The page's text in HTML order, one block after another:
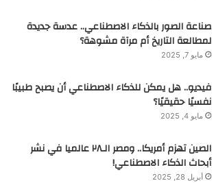
صناعة الصور بالذكاء الاصطناعي.. عدسة جديدة
لمطالعة التاريخ أم مرآة مشوهة؟
مايو 7, 2025
فيديو.. هل يمكن للذكاء الاصطناعي أن يصبح طبيبًا
نفسيًا حقيقيًا؟
مايو 4, 2025
الصين تهزم أمريكا.. ومصر الـ٢٨ عالميا في نشر
أبحاث الذكاء الاصطناعي!
أبريل 28, 2025